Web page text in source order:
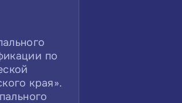
по
края».